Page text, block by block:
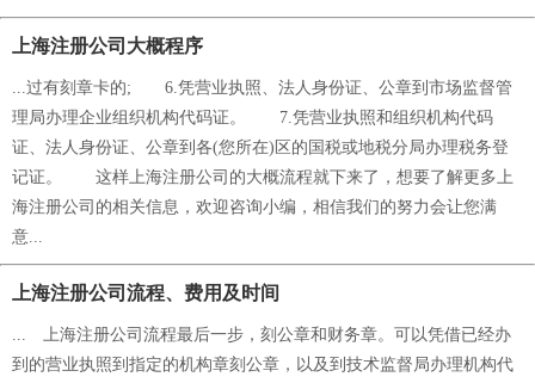
上海注册公司大概程序
...过有刻章卡的; 6.凭营业执照、法人身份证、公章到市场监督管
理局办理企业组织机构代码证。 7.凭营业执照和组织机构代码
证、法人身份证、公章到各(您所在)区的国税或地税分局办理税务登
记证。 这样上海注册公司的大概流程就下来了，想要了解更多上
海注册公司的相关信息，欢迎咨询小编，相信我们的努力会让您满
意...
上海注册公司流程、费用及时间
... 上海注册公司流程最后一步，刻公章和财务章。可以凭借已经办
到的营业执照到指定的机构章刻公章，以及到技术监督局办理机构代